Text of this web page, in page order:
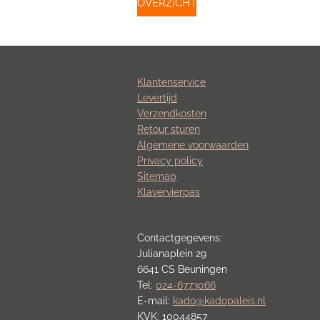
Klantenservice
Levertijd
Verzendkosten
Retour sturen
Algemene voorwaarden
Privacy policy
Sitemap
Klavervierpas
Contactgegevens:
Julianaplein 29
6641 CS Beuningen
Tel: 024-6773066
E-mail: kado@kadopaleis.nl
KVK: 10044857